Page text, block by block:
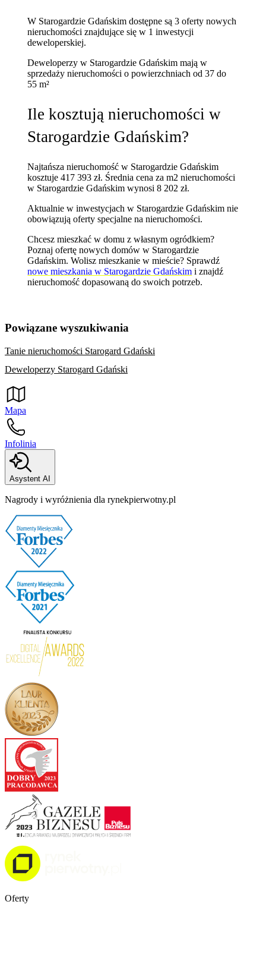
W Starogardzie Gdańskim dostępne są 3 oferty nowych
nieruchomości znajdujące się w 1 inwestycji
deweloperskiej.
Deweloperzy w Starogardzie Gdańskim mają w
sprzedaży nieruchomościo powierzchniach od 37 do
55 m²
Ile kosztują nieruchomości w
Starogardzie Gdańskim?
Najtańsza nieruchomość w Starogardzie Gdańskim
kosztuje 417 393 zł. Średnia cena za m2 nieruchomości
w Starogardzie Gdańskim wynosi 8 202 zł.
Aktualnie w inwestycjach w Starogardzie Gdańskim nie
obowiązują oferty specjalne na nieruchomości.
Chcesz mieszkać w domu z własnym ogródkiem?
Poznajofertę nowych domów w Starogardzie
Gdańskim. Wolisz mieszkanie w mieście? Sprawdź
nowe mieszkania w Starogardzie Gdańskim i znajdź
nieruchomość dopasowaną do swoich potrzeb.
Powiązane wyszukiwania
Tanie nieruchomości Starogard Gdański
Deweloperzy Starogard Gdański
Mapa
Infolinia
Asystent AI
Nagrody i wyróżnienia dla rynekpierwotny.pl
Oferty